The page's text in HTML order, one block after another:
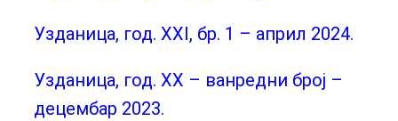
Узданица, год. XXI, бр. 1 – април 2024.
Узданица, год. XX – ванредни броj –
децембар 2023.